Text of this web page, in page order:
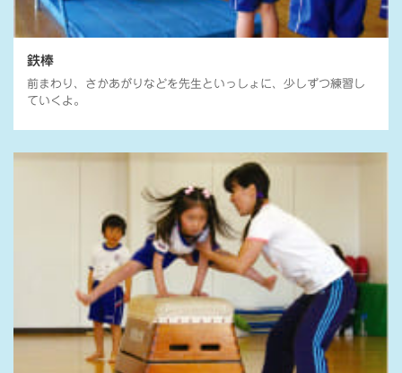
鉄棒
前まわり、さかあがりなどを先生といっしょに、少しずつ練習し
ていくよ。